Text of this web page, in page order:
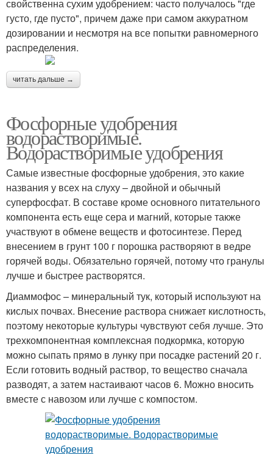
свойственна сухим удобрением: часто получалось "где
густо, где пусто", причем даже при самом аккуратном
дозировании и несмотря на все попытки равномерного
распределения.
читать дальше →
Фосфорные удобрения
водорастворимые.
Водорастворимые удобрения
Самые известные фосфорные удобрения, это какие
названия у всех на слуху – двойной и обычный
суперфосфат. В составе кроме основного питательного
компонента есть еще сера и магний, которые также
участвуют в обмене веществ и фотосинтезе. Перед
внесением в грунт 100 г порошка растворяют в ведре
горячей воды. Обязательно горячей, потому что гранулы
лучше и быстрее растворятся.
Диаммофос – минеральный тук, который используют на
кислых почвах. Внесение раствора снижает кислотность,
поэтому некоторые культуры чувствуют себя лучше. Это
трехкомпонентная комплексная подкормка, которую
можно сыпать прямо в лунку при посадке растений 20 г.
Если готовить водный раствор, то вещество сначала
разводят, а затем настаивают часов 6. Можно вносить
вместе с навозом или лучше с компостом.